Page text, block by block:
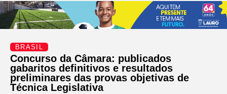
BRASIL
Concurso da Câmara: publicados
gabaritos definitivos e resultados
preliminares das provas objetivas de
Técnica Legislativa